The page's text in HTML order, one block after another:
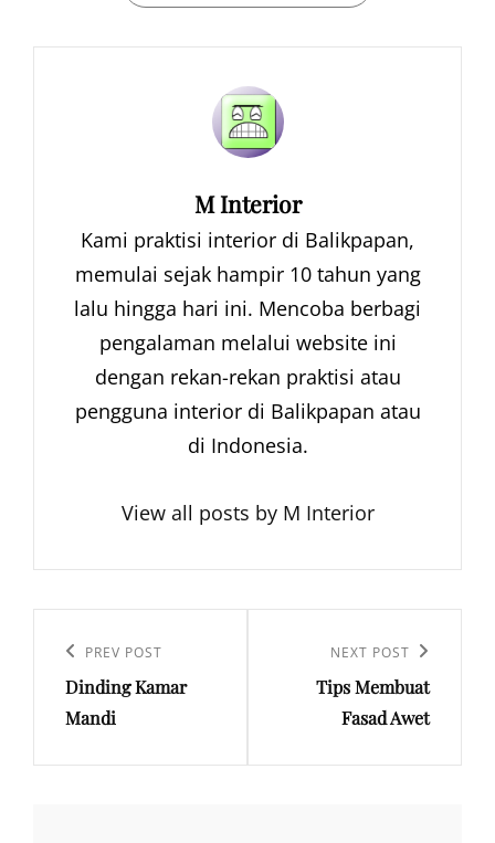
Author:
M Interior
Kami praktisi interior di Balikpapan,
memulai sejak hampir 10 tahun yang
lalu hingga hari ini. Mencoba berbagi
pengalaman melalui website ini
dengan rekan-rekan praktisi atau
pengguna interior di Balikpapan atau
di Indonesia.
View all posts by M Interior
posPrevious
Post
PREV POST
Dinding Kamar
Mandi
Post
NEXT POST
Tips Membuat
Fasad Awet